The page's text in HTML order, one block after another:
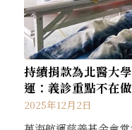
持續捐款為北醫大
運：義診重點不在
2025年12月2日